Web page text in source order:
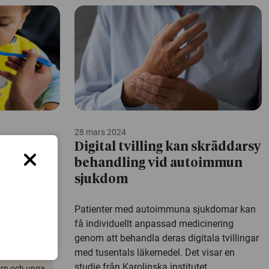
28 mars 2024
Digital tvilling kan skräddarsy
behandling vid autoimmun
sjukdom
Patienter med autoimmuna sjukdomar kan
få individuellt anpassad medicinering
genom att behandla deras digitala tvillingar
med tusentals läkemedel. Det visar en